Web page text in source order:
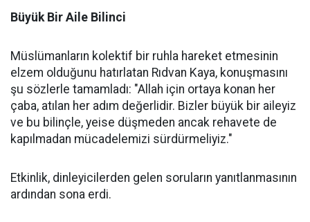
Büyük Bir Aile Bilinci
Müslümanların kolektif bir ruhla hareket etmesinin
elzem olduğunu hatırlatan Rıdvan Kaya, konuşmasını
şu sözlerle tamamladı: "Allah için ortaya konan her
çaba, atılan her adım değerlidir. Bizler büyük bir aileyiz
ve bu bilinçle, yeise düşmeden ancak rehavete de
kapılmadan mücadelemizi sürdürmeliyiz."
Etkinlik, dinleyicilerden gelen soruların yanıtlanmasının
ardından sona erdi.